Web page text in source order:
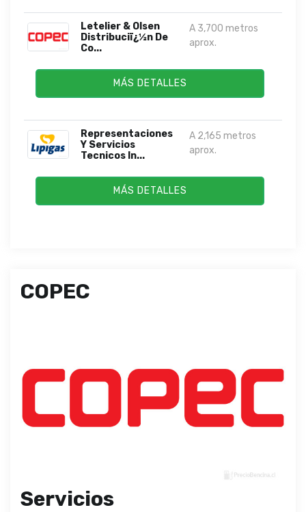
Letelier & Olsen
Distribuciï¿½n De
Co...
A 3,700 metros
aprox.
MÁS DETALLES
Representaciones
Y Servicios
Tecnicos In...
A 2,165 metros
aprox.
MÁS DETALLES
COPEC
Servicios